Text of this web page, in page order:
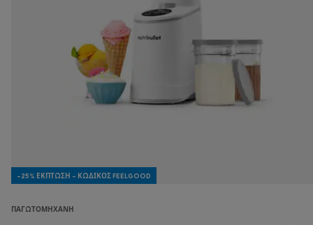
-25% ΈΚΠΤΩΣΗ - ΚΩΔΙΚΌΣ FEELGOOD
ΠΑΓΩΤΟΜΗΧΑΝΉ